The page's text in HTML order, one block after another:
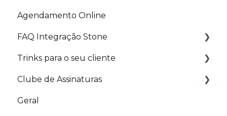
Artigos Relacionados
Agendamento Online
FAQ Integração Stone
Utilização da máquina integrada ao sistema
Split de pagamento
APP Stone
Trinks para o seu cliente
Site
Aplicativo
Clube de Assinaturas
Nota Fiscal para Clube de Assinaturas
Geral